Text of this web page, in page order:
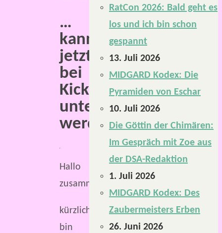
…
kann
jetzt
bei
Kickstarter
unterstützt
werden.
Hallo
zusammen,
kürzlich
bin
RatCon 2026: Bald geht es
los und ich bin schon
gespannt
13. Juli 2026
MIDGARD Kodex: Die
Pyramiden von Eschar
10. Juli 2026
Die Göttin der Chimären:
Im Gespräch mit Zoe aus
der DSA-Redaktion
1. Juli 2026
MIDGARD Kodex: Des
Zaubermeisters Erben
26. Juni 2026